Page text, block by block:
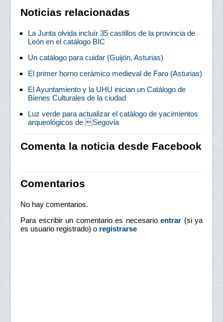
Noticias relacionadas
La Junta olvida incluír 35 castillos de la provincia de
León en el catálogo BIC
Un catálogo para cuidar (Guijón, Asturias)
El primer horno cerámico medieval de Faro (Asturias)
El Ayuntamiento y la UHU inician un Catálogo de
Bienes Culturales de la ciudad
Luz verde para actualizar el catálogo de yacimientos
arqueológicos de Segovia
Comenta la noticia desde Facebook
Comentarios
No hay comentarios.
Para escribir un comentario es necesario entrar (si ya
es usuario registrado) o registrarse